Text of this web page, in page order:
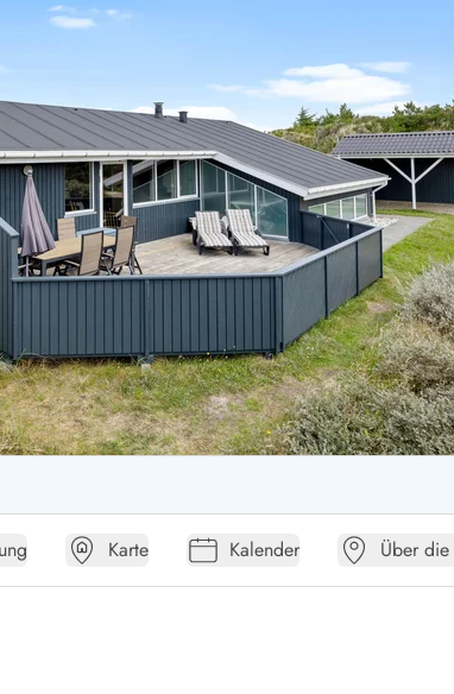
Ferienhaus für 2 Personen
Ferienhaus für 6 Personen
Hvide SandeFerienhäuser Sondervig
Ferienhäuser Ho
Ferienhäuser Houstrup
Ferienhäuser Houvig
Ferienhäuser auf Holmsland Klit
Ferienhäuser in Holmsland
Ferienhäuser Klegod
Ferienhäuser Lodbjerg Hede
Ferienhäuser Nr. Lyngvig
Karte Kalender Über